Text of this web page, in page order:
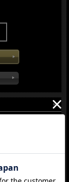
た硬度を兼ね備えた
カー。アラスカ